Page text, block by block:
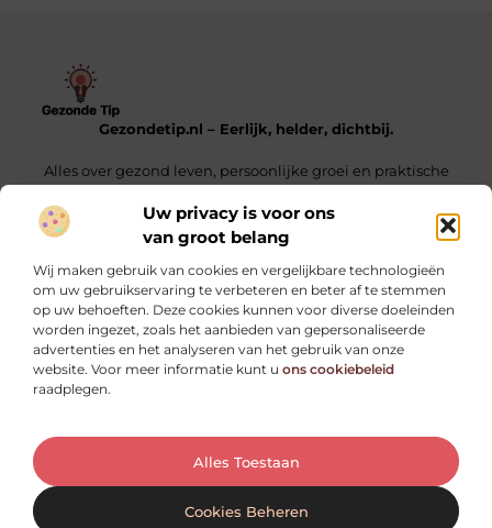
Uw privacy is voor ons
van groot belang
Wij maken gebruik van cookies en vergelijkbare technologieën
om uw gebruikservaring te verbeteren en beter af te stemmen
op uw behoeften. Deze cookies kunnen voor diverse doeleinden
worden ingezet, zoals het aanbieden van gepersonaliseerde
advertenties en het analyseren van het gebruik van onze
website. Voor meer informatie kunt u ons cookiebeleid
raadplegen.
Alles Toestaan
Cookies Beheren
Ga Naar
Gezondetip.nl – Eerlijk, helder, dichtbij.
Alles over gezond leven, persoonlijke groei en praktische
Onze informatie
Bericht categorie
@2025 gezondetip.nl. All Right Reserved.